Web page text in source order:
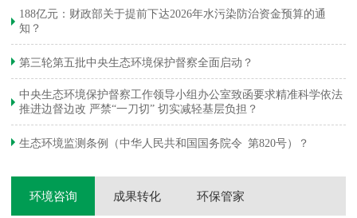
浓度下降…
188亿元：财政部关于提前下达2026年水污染防治资金预算的通
知？
第三轮第五批中央生态环境保护督察全面启动？
中央生态环境保护督察工作领导小组办公室致函要求精准科学依法
推进边督边改 严禁“一刀切” 切实减轻基层负担？
生态环境监测条例（中华人民共和国国务院令 第820号）？
环境咨询 成果转化 环保管家